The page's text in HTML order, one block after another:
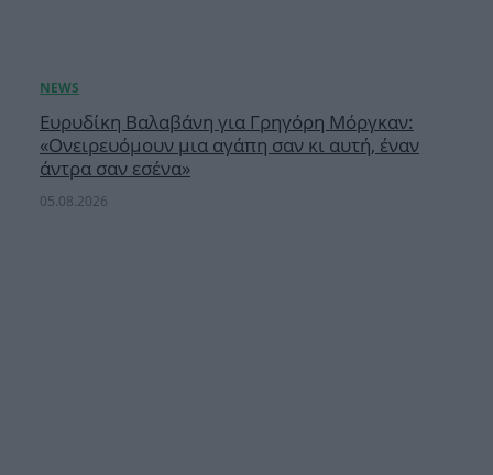
Ευρυδίκη Βαλαβάνη για Γρηγόρη Μόργκαν:
«Oνειρευόμουν μια αγάπη σαν κι αυτή, έναν
άντρα σαν εσένα»
05.08.2026